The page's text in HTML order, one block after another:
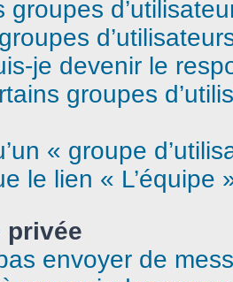
groupes
je devenir le
groupes
« groupe
le lien « L’équipe
privée
envoyer de